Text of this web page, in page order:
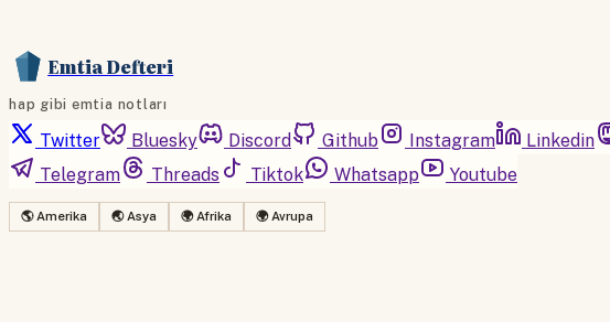
Emtia Defteri
hap gibi emtia notları
Twitter Bluesky Discord Github Instagram Linkedin
Telegram
Threads Tiktok Whatsapp Youtube
🌎 Amerika 🌏 Asya 🌍 Afrika 🌍 Avrupa